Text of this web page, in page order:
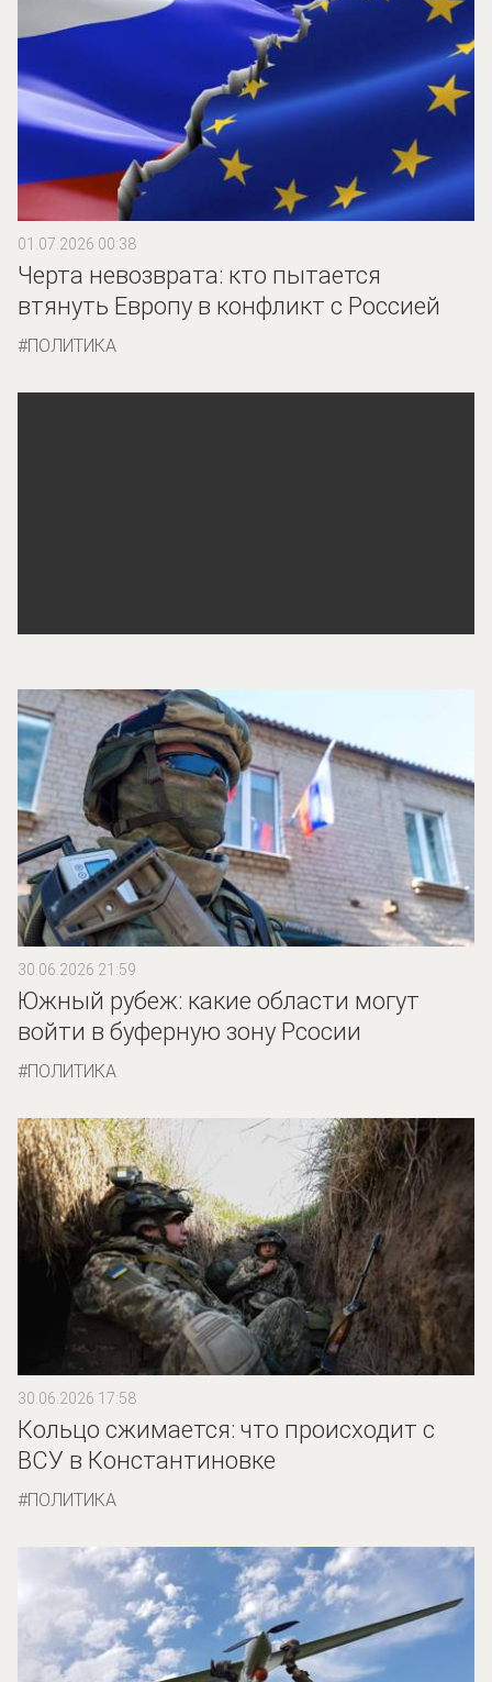
01.07.2026 00:38
Черта невозврата: кто пытается
втянуть Европу в конфликт с Россией
ПОЛИТИКА
30.06.2026 21:59
Южный рубеж: какие области могут
войти в буферную зону Рсосии
ПОЛИТИКА
30.06.2026 17:58
Кольцо сжимается: что происходит с
ВСУ в Константиновке
ПОЛИТИКА